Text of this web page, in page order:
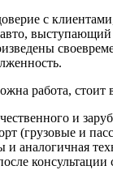
с
работа,
и
(грузовые и
аналогичная